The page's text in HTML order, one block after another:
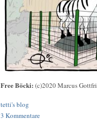
Free Böcki: (c)2020 Marcus
tetti's blog
3 Kommentare